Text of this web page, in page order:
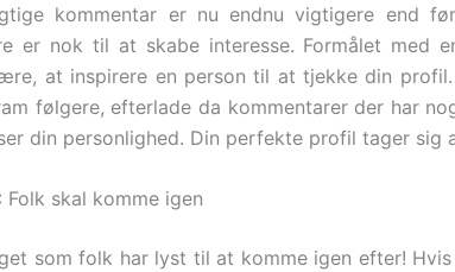
kommentar er nu endnu vigtigere end
er nok til at skabe interesse. Formålet med
at inspirere en person til at tjekke din
følgere, efterlade da kommentarer der har
din personlighed. Din perfekte profil tager sig
Folk skal komme igen
som folk har lyst til at komme igen efter!